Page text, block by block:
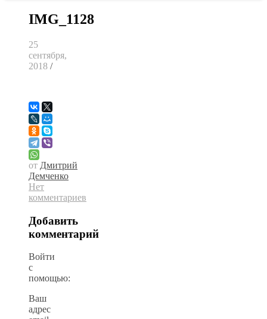
IMG_1128
25
сентября,
2018 /
от Дмитрий
Демченко
Нет
комментариев
Добавить
комментарий
Войти
с
помощью:
Ваш
адрес